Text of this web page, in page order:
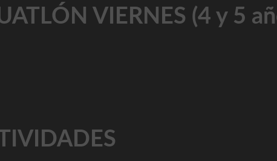
VIERNES (4 y 5